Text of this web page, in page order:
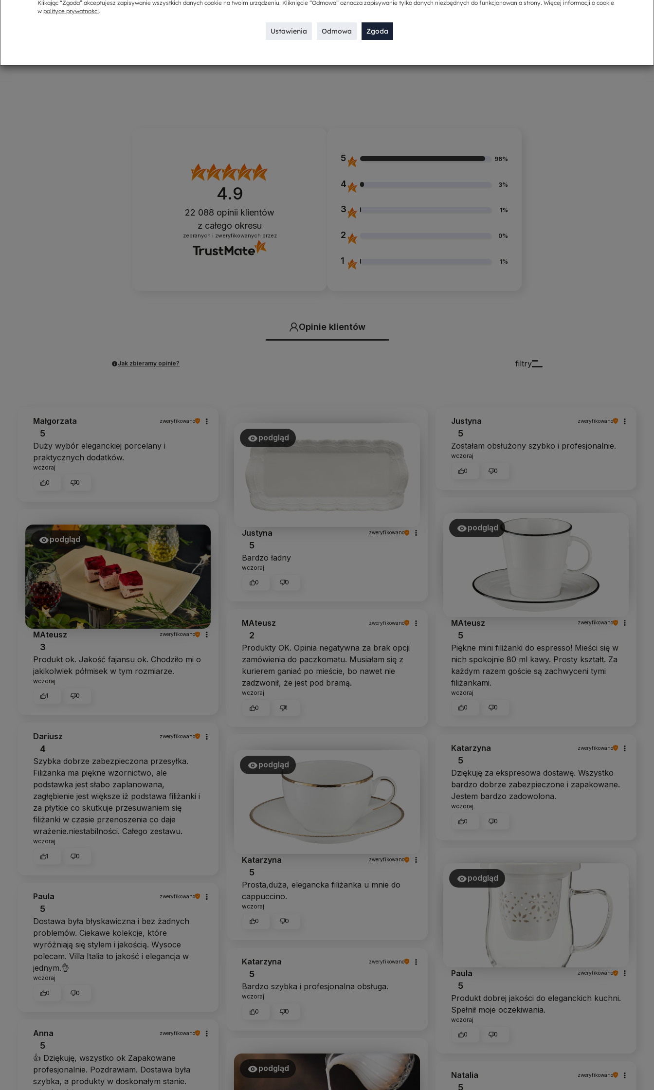
sposób dostarczenia oferowany przez Sprzedawcę, Sprzedawca nie jest zobowiązany do zwrotu Konsumentowi poniesionych przez niego dodatkowych kosztów.
Zachęcamy do skorzystania z szybkiego nadania klikając w poniższy link. Można wtedy nadać zwrot bez drukowania etykiety - w paczkomacie lub jednym z tysięcy innych punktów.
4.9
22 088 opinii klientów
z całego okresu
zebranych i zweryfikowanych przez
5 96%
4 3%
3 1%
2 0%
1 1%
Opinie klientów
filtry
Jak zbieramy opinie?
Małgorzata zweryfikowano
5
Duży wybór eleganckiej porcelany i
praktycznych dodatków.
wczoraj
0 0
podgląd
Justyna zweryfikowano
5
Bardzo ładny
wczoraj
0 0
Justyna zweryfikowano
5
Zostałam obsłużony szybko i profesjonalnie.
wczoraj
0 0
podgląd
MAteusz zweryfikowano
5
Piękne mini filiżanki do espresso! Mieści się w
nich spokojnie 80 ml kawy. Prosty kształt. Za
każdym razem goście są zachwyceni tymi
filiżankami.
wczoraj
0 0
podgląd
MAteusz zweryfikowano
3
Produkt ok. Jakość fajansu ok. Chodziło mi o
jakikolwiek półmisek w tym rozmiarze.
wczoraj
1 0
MAteusz zweryfikowano
2
Produkty OK. Opinia negatywna za brak opcji
zamówienia do paczkomatu. Musiałam się z
kurierem ganiać po mieście, bo nawet nie
zadzwonił, że jest pod bramą.
wczoraj
0 1
Dariusz zweryfikowano
4
Szybka dobrze zabezpieczona przesyłka.
Filiżanka ma piękne wzornictwo, ale
podstawka jest słabo zaplanowana,
zagłębienie jest większe iż podstawa filiżanki i
za płytkie co skutkuje przesuwaniem się
filiżanki w czasie przenoszenia co daje
wrażenie.niestabilności. Całego zestawu.
wczoraj
1 0
podgląd
Katarzyna zweryfikowano
5
Prosta,duża, elegancka filiżanka u mnie do
cappuccino.
wczoraj
0 0
Katarzyna zweryfikowano
5
Dziękuję za ekspresowa dostawę. Wszystko
bardzo dobrze zabezpieczone i zapakowane.
Jestem bardzo zadowolona.
wczoraj
0 0
podgląd
Paula zweryfikowano
5
Produkt dobrej jakości do eleganckich kuchni.
Spełnił moje oczekiwania.
wczoraj
0 0
Paula zweryfikowano
5
Dostawa była błyskawiczna i bez żadnych
problemów. Ciekawe kolekcje, które
wyróżniają się stylem i jakością. Wysoce
polecam. Villa Italia to jakość i elegancja w
jednym.👌
wczoraj
0 0
Katarzyna zweryfikowano
5
Bardzo szybka i profesjonalna obsługa.
wczoraj
0 0
Anna zweryfikowano
5
👍️ Dziękuję, wszystko ok Zapakowane
profesjonalnie. Pozdrawiam. Dostawa była
szybka, a produkty w doskonałym stanie.
podgląd
Natalia zweryfikowano
5
Klikając “Zgoda” akceptujesz zapisywanie wszystkich danych cookie na twoim urządzeniu. Kliknięcie “Odmowa” oznacza zapisywanie tylko danych niezbędnych do funkcjonowania strony. Więcej informacji o cookie
w polityce prywatności.
Ustawienia Odmowa Zgoda